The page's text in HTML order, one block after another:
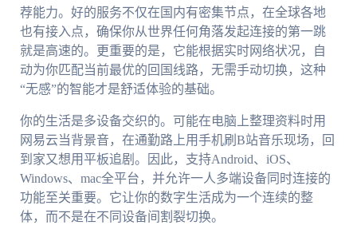
荐能力。好的服务不仅在国内有密集节点，在全球各地
也有接入点，确保你从世界任何角落发起连接的第一跳
就是高速的。更重要的是，它能根据实时网络状况，自
动为你匹配当前最优的回国线路，无需手动切换，这种
“无感”的智能才是舒适体验的基础。
你的生活是多设备交织的。可能在电脑上整理资料时用
网易云当背景音，在通勤路上用手机刷B站音乐现场，回
到家又想用平板追剧。因此，支持Android、iOS、
Windows、mac全平台，并允许一人多端设备同时连接的
功能至关重要。它让你的数字生活成为一个连续的整
体，而不是在不同设备间割裂切换。